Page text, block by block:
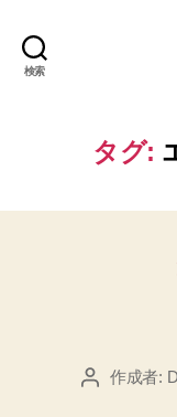
検索
タグ:
投 作成者: